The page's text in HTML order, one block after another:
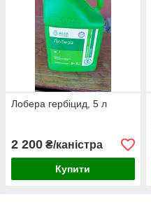
Лобера гербіцид, 5 л
2 200 ₴/каністра
Купити